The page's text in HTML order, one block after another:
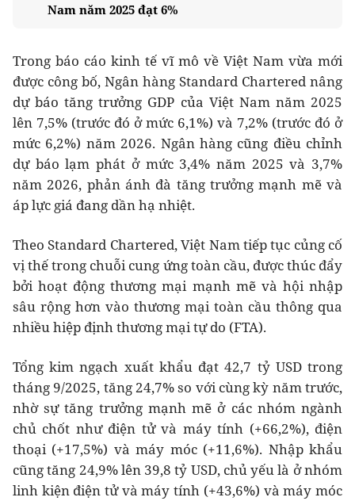
Nam năm 2025 đạt 6%
Trong báo cáo kinh tế vĩ mô về Việt Nam vừa mới
được công bố, Ngân hàng Standard Chartered nâng
dự báo tăng trưởng GDP của Việt Nam năm 2025
lên 7,5% (trước đó ở mức 6,1%) và 7,2% (trước đó ở
mức 6,2%) năm 2026. Ngân hàng cũng điều chỉnh
dự báo lạm phát ở mức 3,4% năm 2025 và 3,7%
năm 2026, phản ánh đà tăng trưởng mạnh mẽ và
áp lực giá đang dần hạ nhiệt.
Theo Standard Chartered, Việt Nam tiếp tục củng cố
vị thế trong chuỗi cung ứng toàn cầu, được thúc đẩy
bởi hoạt động thương mại mạnh mẽ và hội nhập
sâu rộng hơn vào thương mại toàn cầu thông qua
nhiều hiệp định thương mại tự do (FTA).
Tổng kim ngạch xuất khẩu đạt 42,7 tỷ USD trong
tháng 9/2025, tăng 24,7% so với cùng kỳ năm trước,
nhờ sự tăng trưởng mạnh mẽ ở các nhóm ngành
chủ chốt như điện tử và máy tính (+66,2%), điện
thoại (+17,5%) và máy móc (+11,6%). Nhập khẩu
cũng tăng 24,9% lên 39,8 tỷ USD, chủ yếu là ở nhóm
linh kiện điện tử và máy tính (+43,6%) và máy móc